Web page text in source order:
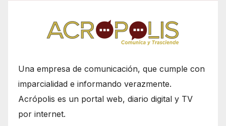
Una empresa de comunicación, que cumple con
imparcialidad e informando verazmente.
Acrópolis es un portal web, diario digital y TV
por internet.